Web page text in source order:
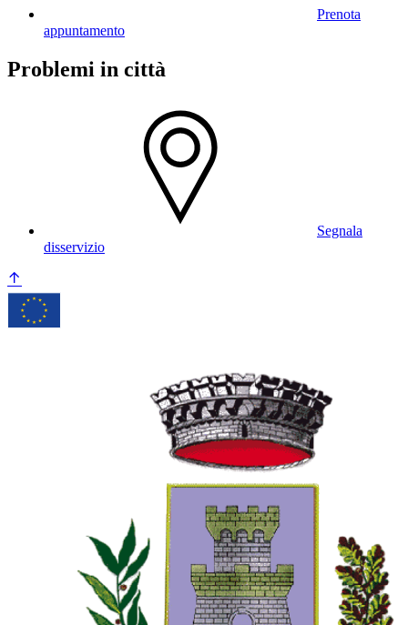
Prenota
appuntamento
Problemi in città
Segnala
disservizio